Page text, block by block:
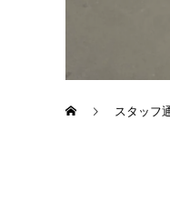
スタッフ